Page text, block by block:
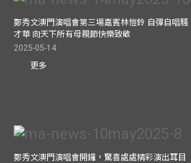
鄭秀文澳門演唱會第三場嘉賓林愷鈴 自彈自唱騷
才華 向天下所有母親節快樂致敬
2025-05-14
更多
鄭秀文澳門演唱會開鑼，驚喜處處精彩演出耳目